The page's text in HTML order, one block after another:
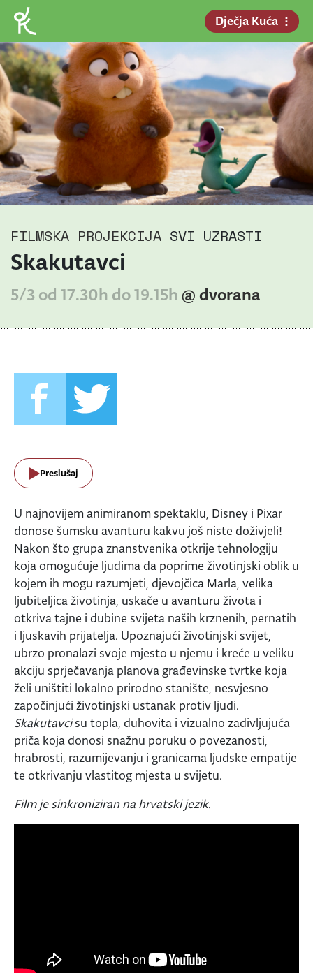
Dječja Kuća
FILMSKA PROJEKCIJA SVI UZRASTI
Skakutavci
5/3 od 17.30h do 19.15h @ dvorana
Preslušaj
U najnovijem animiranom spektaklu, Disney i Pixar
donose šumsku avanturu kakvu još niste doživjeli!
Nakon što grupa znanstvenika otkrije tehnologiju
koja omogućuje ljudima da poprime životinjski oblik u
kojem ih mogu razumjeti, djevojčica Marla, velika
ljubiteljica životinja, uskače u avanturu života i
otkriva tajne i dubine svijeta naših krznenih, pernatih
i ljuskavih prijatelja. Upoznajući životinjski svijet,
ubrzo pronalazi svoje mjesto u njemu i kreće u veliku
akciju sprječavanja planova građevinske tvrtke koja
želi uništiti lokalno prirodno stanište, nesvjesno
započinjući životinjski ustanak protiv ljudi.
Skakutavcisu topla, duhovita i vizualno zadivljujuća
priča koja donosi snažnu poruku o povezanosti,
hrabrosti, razumijevanju i granicama ljudske empatije
te otkrivanju vlastitog mjesta u svijetu.
Film je sinkroniziran na hrvatski jezik.